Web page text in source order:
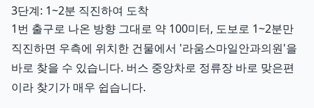
3단계: 1~2분 직진하여 도착
1번 출구로 나온 방향 그대로 약 100미터, 도보로 1~2분만
직진하면 우측에 위치한 건물에서 '라움스마일안과의원'을
바로 찾을 수 있습니다. 버스 중앙차로 정류장 바로 맞은편
이라 찾기가 매우 쉽습니다.